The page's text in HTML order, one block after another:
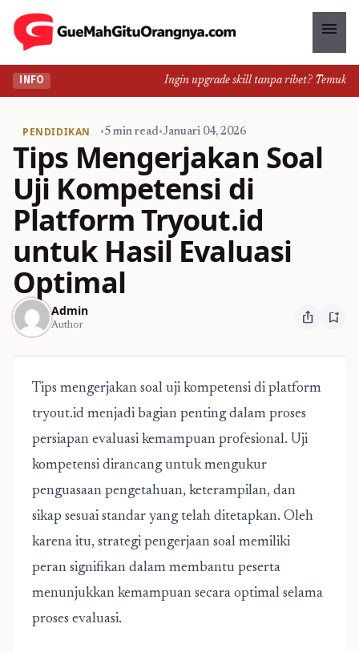
menu
INFO Ingin upgrade skill tanpa ribet? Temukan
PENDIDIKAN •5 min read•Januari 04, 2026
Tips Mengerjakan Soal
Uji Kompetensi di
Platform Tryout.id
untuk Hasil Evaluasi
Optimal
Admin
Author ios_share bookmark_add
Tips mengerjakan soal uji kompetensi di platform
tryout.id menjadi bagian penting dalam proses
persiapan evaluasi kemampuan profesional. Uji
kompetensi dirancang untuk mengukur
penguasaan pengetahuan, keterampilan, dan
sikap sesuai standar yang telah ditetapkan. Oleh
karena itu, strategi pengerjaan soal memiliki
peran signifikan dalam membantu peserta
menunjukkan kemampuan secara optimal selama
proses evaluasi.